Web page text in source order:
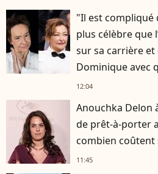
"Il est compliqué
plus célèbre que
sur sa carrière et
Dominique avec
12:04
Anouchka Delon
de prêt-à-porter
combien coûtent
11:45